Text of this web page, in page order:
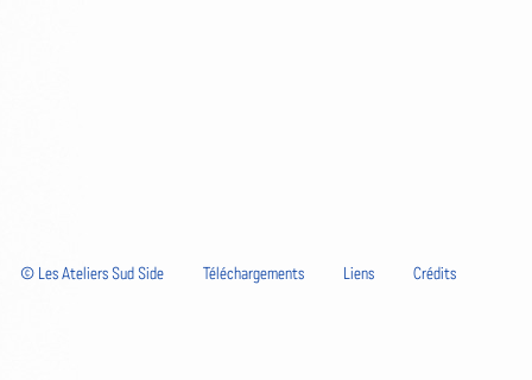
© Les Ateliers Sud Side Téléchargements Liens Crédits